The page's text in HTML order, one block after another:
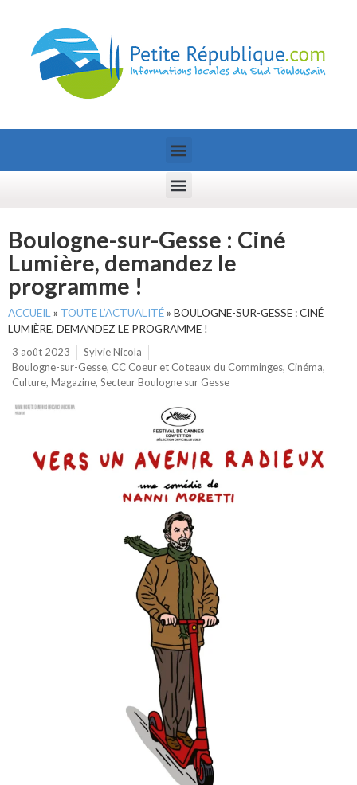
Boulogne-sur-Gesse : Ciné
Lumière, demandez le
programme !
ACCUEIL » TOUTE L’ACTUALITÉ» BOULOGNE-SUR-GESSE : CINÉ
LUMIÈRE, DEMANDEZ LE PROGRAMME !
3 août 2023
Sylvie Nicola
Boulogne-sur-Gesse, CC Coeur et Coteaux du Comminges, Cinéma,
Culture, Magazine, Secteur Boulogne sur Gesse